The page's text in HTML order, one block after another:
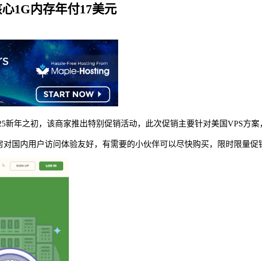
1G内存年付17美元
新年之初，该商家推出特别促销活动，此次促销主要针对美国VPS方案
国内用户访问体验友好，有需要的小伙伴可以尽快购买，限时限量促